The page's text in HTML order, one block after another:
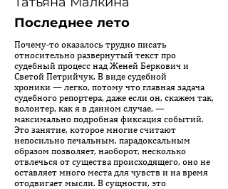
Последнее лето
Почему-то оказалось трудно писать
относительно развернутый текст про
судебный процесс над Женей Беркович и
Светой Петрийчук. В виде судебной
хроники — легко, потому что главная задача
судебного репортера, даже если он, скажем так,
волонтер, как я в данном случае, —
максимально подробная фиксация событий.
Это занятие, которое многие считают
непосильно печальным, парадоксальным
образом позволяет, наоборот, несколько
отвлечься от существа происходящего, оно не
оставляет много места для чувств и на время
отодвигает мысли. В сущности, это